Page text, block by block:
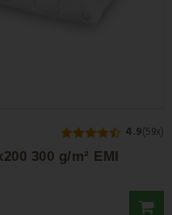
4.9(59x)
300 g/m² EMI